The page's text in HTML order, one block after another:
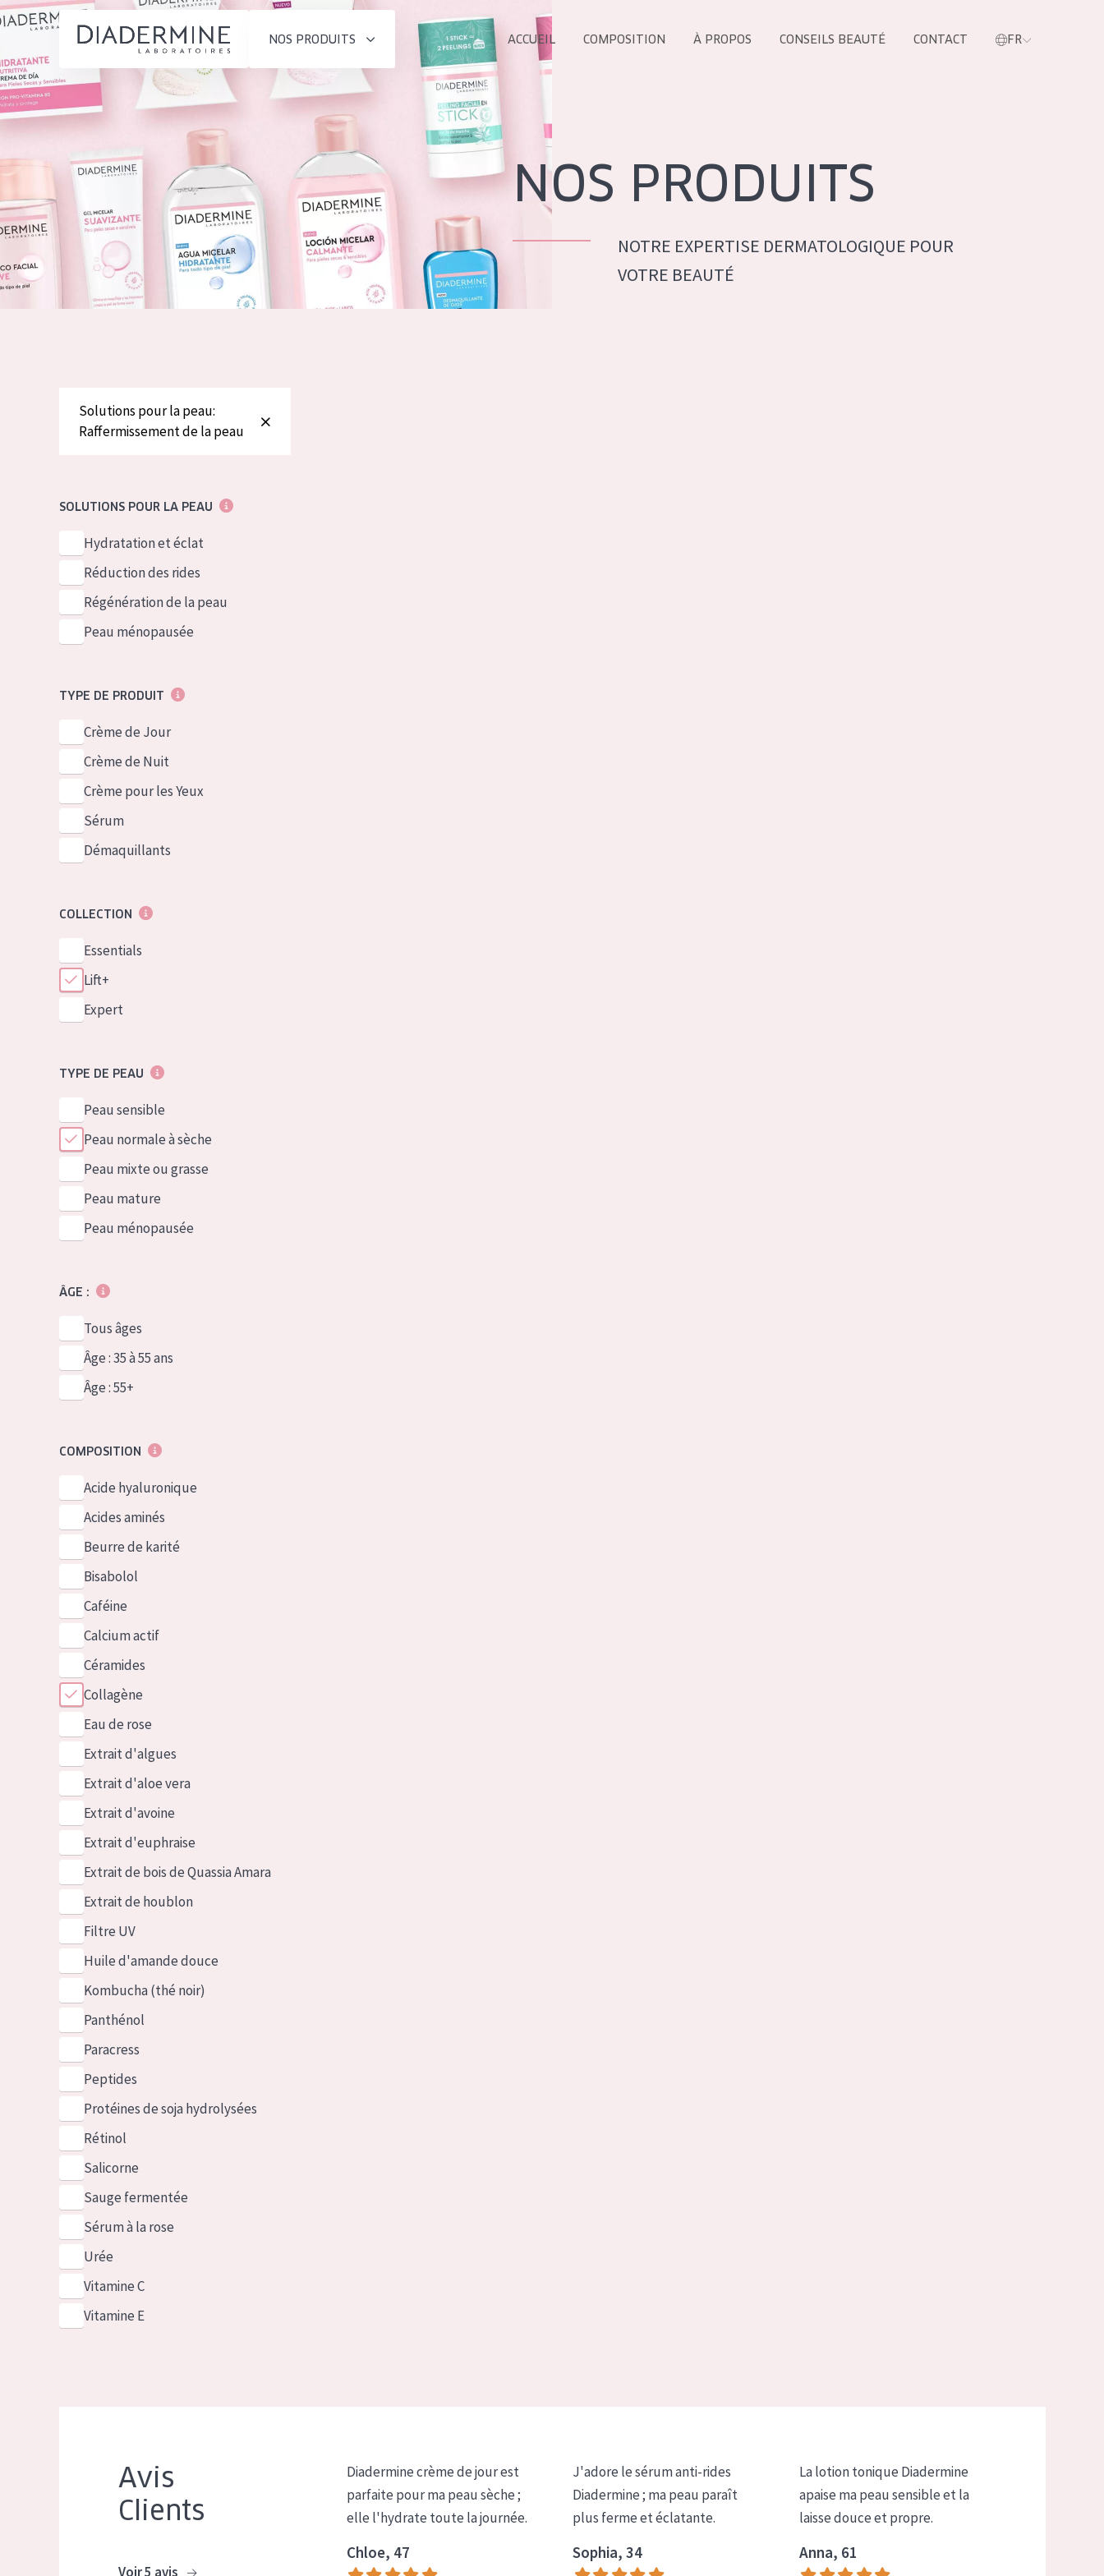
NOS PRODUITS
Hydratation et éclat
Réduction des rides
Régénération de la peau
Raffermissement de la
peau
Peau ménopausée
TYPE DE PRODUIT
Crème de Jour
Crème de Nuit
Crème pour les Yeux
Sérum
Démaquillants
COLLECTION
Essentials
Lift+
Expert
ACCUEIL COMPOSITION À PROPOS CONSEILS BEAUTÉ CONTACT FR
Composition
À propos
Conseils Beauté
Contact
English
NOS PRODUITS
NOTRE EXPERTISE DERMATOLOGIQUE POUR
VOTRE BEAUTÉ
Solutions pour la peau:
Raffermissement de la peau
SOLUTIONS POUR LA PEAU
Hydratation et éclat
Réduction des rides
Régénération de la peau
Peau ménopausée
TYPE DE PRODUIT
Crème de Jour
Crème de Nuit
Crème pour les Yeux
Sérum
Démaquillants
COLLECTION
Essentials
Lift+
Expert
TYPE DE PEAU
Peau sensible
Peau normale à sèche
Peau mixte ou grasse
Peau mature
Peau ménopausée
ÂGE :
Tous âges
Âge : 35 à 55 ans
Âge : 55+
COMPOSITION
Acide hyaluronique
Acides aminés
Beurre de karité
Bisabolol
Caféine
Calcium actif
Céramides
Collagène
Eau de rose
Extrait d'algues
Extrait d'aloe vera
Extrait d'avoine
Extrait d'euphraise
Extrait de bois de Quassia Amara
Extrait de houblon
Filtre UV
Huile d'amande douce
Kombucha (thé noir)
Panthénol
Paracress
Peptides
Protéines de soja hydrolysées
Rétinol
Salicorne
Sauge fermentée
Sérum à la rose
Urée
Vitamine C
Vitamine E
Avis
Clients
Voir 5 avis
Diadermine crème de jour est
parfaite pour ma peau sèche ;
elle l'hydrate toute la journée.
Chloe, 47
J'adore le sérum anti-rides
Diadermine ; ma peau paraît
plus ferme et éclatante.
Sophia, 34
La lotion tonique Diadermine
apaise ma peau sensible et la
laisse douce et propre.
Anna, 61